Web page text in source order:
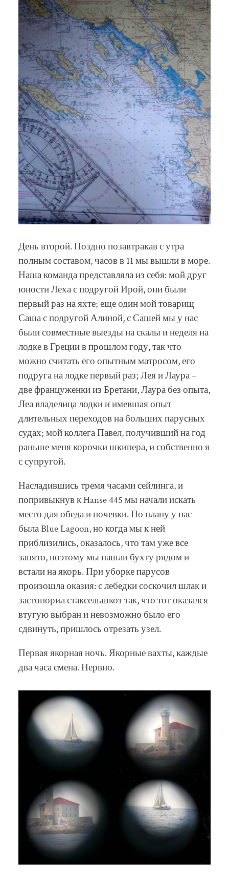
День второй. Поздно позавтракав с утра
полным составом, часов в 11 мы вышли в море.
Наша команда представляла из себя: мой друг
юности Леха с подругой Ирой, они были
первый раз на яхте; еще один мой товарищ
Саша с подругой Алиной, с Сашей мы у нас
были совместные выезды на скалы и неделя на
лодке в Греции в прошлом году, так что
можно считать его опытным матросом, его
подруга на лодке первый раз; Лея и Лаура –
две француженки из Бретани, Лаура без опыта,
Леа владелица лодки и имевшая опыт
длительных переходов на больших парусных
судах; мой коллега Павел, получивший на год
раньше меня корочки шкипера, и собственно я
с супругой.
Насладившись тремя часами сейлинга, и
попривыкнув к Hanse 445 мы начали искать
место для обеда и ночевки. По плану у нас
была Blue Lagoon, но когда мы к ней
приблизились, оказалось, что там уже все
занято, поэтому мы нашли бухту рядом и
встали на якорь. При уборке парусов
произошла оказия: с лебедки соскочил шлак и
застопорил стаксельшкот так, что тот оказался
втугую выбран и невозможно было его
сдвинуть, пришлось отрезать узел.
Первая якорная ночь. Якорные вахты, каждые
два часа смена. Нервно.